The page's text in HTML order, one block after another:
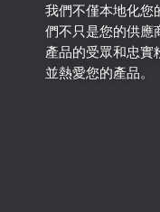
我們不僅本地化您
們不只是您的供應
產品的受眾和忠實
並熱愛您的產品。